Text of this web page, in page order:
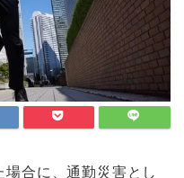
合に、通勤災害とし